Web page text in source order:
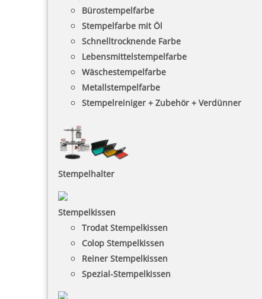
Bürostempelfarbe
Stempelfarbe mit Öl
Schnelltrocknende Farbe
Lebensmittelstempelfarbe
Wäschestempelfarbe
Metallstempelfarbe
Stempelreiniger + Zubehör + Verdünner
Stempelhalter
Stempelkissen
Trodat Stempelkissen
Colop Stempelkissen
Reiner Stempelkissen
Spezial-Stempelkissen